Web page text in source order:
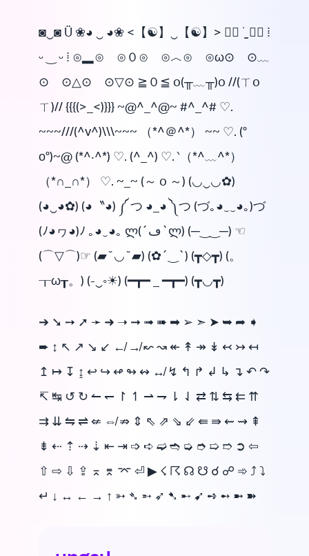
◙‿◙ Ü ❀◕ ‿ ◕❀ <【☯】‿【☯】> ◉⃝ ˙̫̮ ◉⃝ ⁞
ᵕ ‿ ᵕ ⁞ ⊙▂⊙ ⊙０⊙ ⊙︿⊙ ⊙ω⊙ ⊙﹏
⊙ ⊙△⊙ ⊙▽⊙ ≧０≦ o(╥﹏╥)o //(ㄒo
ㄒ)// {{{(>_<)}}} ~@^_^@~ #^_^# ♡.
~~~///(^v^)\\\~~~ （*^＠^*） ~~ ♡. (°
ο°)~@ (*^‧^*) ♡. (^_^) ♡. ‵（*^﹏^*）
（*∩_∩*） ♡. ~_~ (～ o ～) (◡‿◡✿)
(◕‿◕✿) (◕〝◕) ༼ つ ◕_◕ ༽つ (づ｡◕‿‿◕｡)づ
(ﾉ◕ヮ◕)ﾉ ｡◕‿◕｡ ლ(´ڡ`ლ) (─‿‿─) ☜
(⌒▽⌒)☞ (▰˘◡˘▰) (✿´‿`) (┳◇┳) (。
┰ω┰。) (-‿◦☀) (━┳━ _ ━┳━) (┳◡┳)
➔ ➘ ➙ ➚ ➛ ➜ ➝ ➞ ➟ ➠ ➡ ➢ ➣ ➤ ➥ ➦ ➧
➨ ↕ ↖ ↗ ↘ ↙ ↚ ↛ ↜ ↝ ↞ ↟ ↠ ↡ ↢ ↣ ↤
↥ ↦ ↧ ↨ ↩ ↪ ↫ ↬ ↭ ↮ ↯ ↰ ↱ ↲ ↳ ↴ ↶ ↷
↸ ↹ ↺ ↻ ↼ ↽ ↾ ↿ ⇀ ⇁ ⇂ ⇃ ⇄ ⇅ ⇆ ⇇ ⇈
⇉ ⇊ ⇋ ⇌ ⇍ ⇎ ⇏ ⇕ ⇖ ⇗ ⇘ ⇙ ⇚ ⇛ ⇜ ⇝ ⇞
⇟ ⇠ ⇡ ⇢ ⇣ ⇤ ⇥ ➩ ➪ ➫ ➬ ➭ ➮ ➯ ➱ ➲ ⇦
⇧ ⇨ ⇩ ⇪ ⌅ ⌆ ⌤ ⏎ ▶ ☇ ☈ ☊ ☋ ☌ ☍ ➾ ⤴ ⤵
↵ ↓ ↔ ← → ↑ ➳ ➴ ➵ ➶ ➷ ➸ ➹ ➺ ➻ ➼ ➽